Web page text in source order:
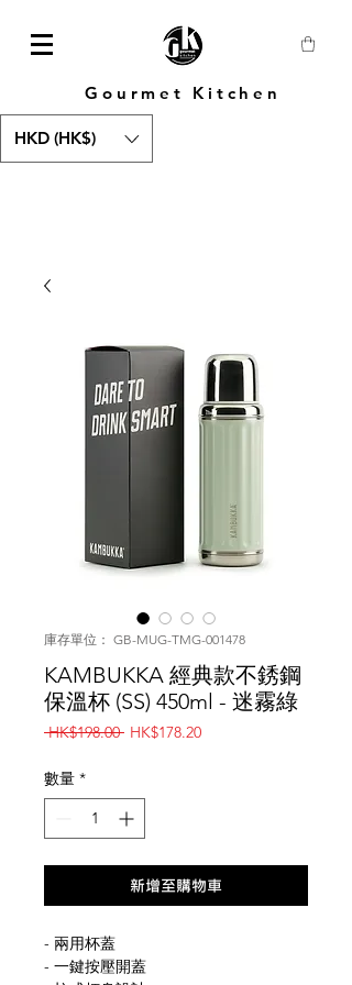
Gourmet Kitchen
HKD (HK$)
庫存單位： GB-MUG-TMG-001478
KAMBUKKA 經典款不銹鋼
保溫杯 (SS) 450ml - 迷霧綠
HK$198.00 一HK$178.20促
數量 *
新增至購物車
- 兩用杯蓋
- 一鍵按壓開蓋